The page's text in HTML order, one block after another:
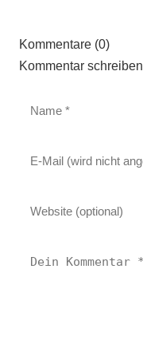
Kommentare (0)
Kommentar schreiben